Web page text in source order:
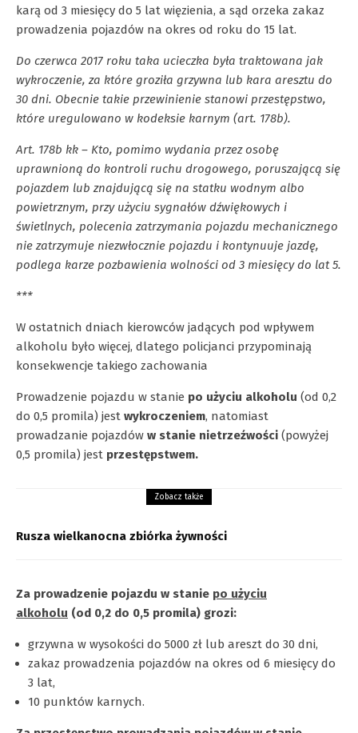
karą od 3 miesięcy do 5 lat więzienia, a sąd orzeka zakaz
prowadzenia pojazdów na okres od roku do 15 lat.
Do czerwca 2017 roku taka ucieczka była traktowana jak
wykroczenie, za które groziła grzywna lub kara aresztu do
30 dni. Obecnie takie przewinienie stanowi przestępstwo,
które uregulowano w kodeksie karnym (art. 178b).
Art. 178b kk – Kto, pomimo wydania przez osobę
uprawnioną do kontroli ruchu drogowego, poruszającą się
pojazdem lub znajdującą się na statku wodnym albo
powietrznym, przy użyciu sygnałów dźwiękowych i
świetlnych, polecenia zatrzymania pojazdu mechanicznego
nie zatrzymuje niezwłocznie pojazdu i kontynuuje jazdę,
podlega karze pozbawienia wolności od 3 miesięcy do lat 5.
***
W ostatnich dniach kierowców jadących pod wpływem
alkoholu było więcej, dlatego policjanci przypominają
konsekwencje takiego zachowania
Prowadzenie pojazdu w stanie po użyciu alkoholu (od 0,2
do 0,5 promila) jest wykroczeniem, natomiast
prowadzanie pojazdów w stanie nietrzeźwości (powyżej
0,5 promila) jest przestępstwem.
Zobacz także
Rusza wielkanocna zbiórka żywności
Za prowadzenie pojazdu w stanie po użyciu
alkoholu (od 0,2 do 0,5 promila) grozi:
grzywna w wysokości do 5000 zł lub areszt do 30 dni,
zakaz prowadzenia pojazdów na okres od 6 miesięcy do
3 lat,
10 punktów karnych.